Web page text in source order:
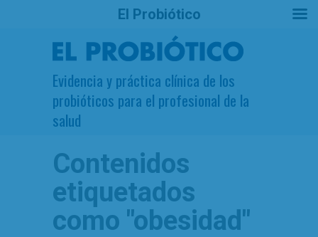
Evidencia y práctica clínica de los
probióticos para el profesional de la
salud
Contenidos
etiquetados
como "obesidad"
El Probiótico